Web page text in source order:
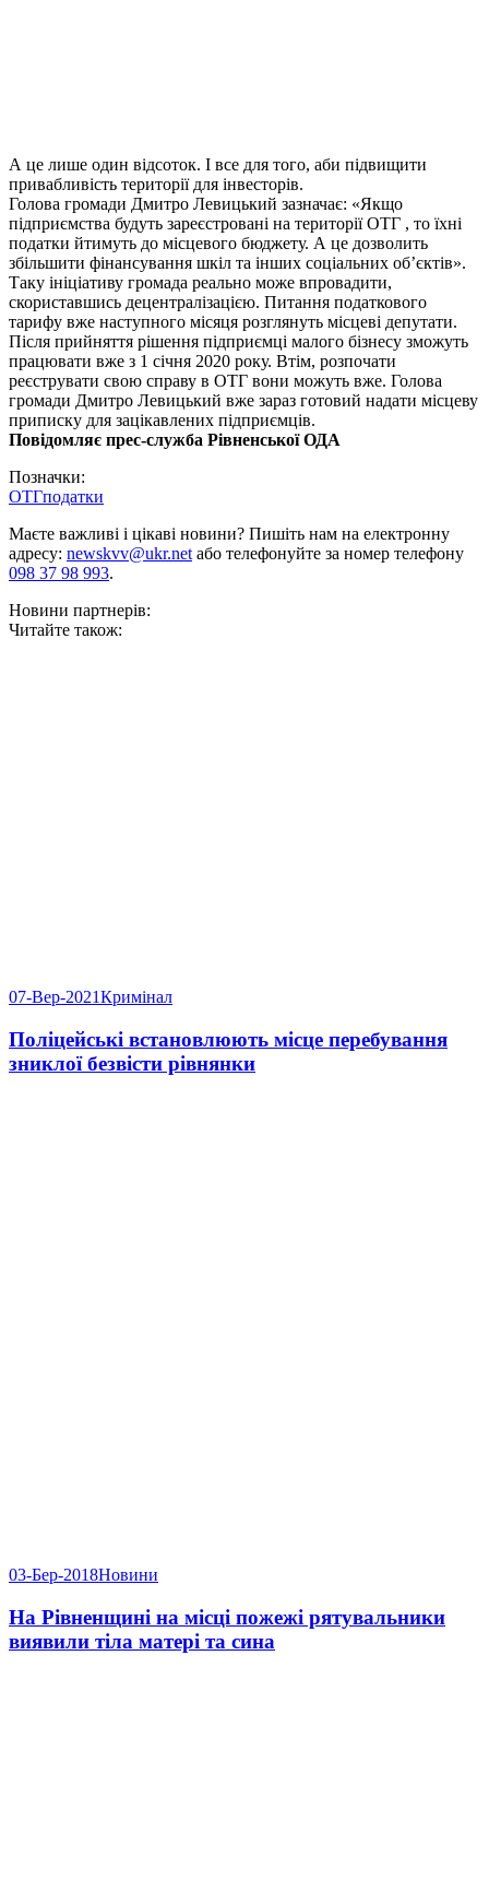
А це лише один відсоток. І все для того, аби підвищити
привабливість території для інвесторів.
Голова громади Дмитро Левицький зазначає: «Якщо
підприємства будуть зареєстровані на території ОТГ , то їхні
податки йтимуть до місцевого бюджету. А це дозволить
збільшити фінансування шкіл та інших соціальних об’єктів».
Таку ініціативу громада реально може впровадити,
скориставшись децентралізацією. Питання податкового
тарифу вже наступного місяця розглянуть місцеві депутати.
Після прийняття рішення підприємці малого бізнесу зможуть
працювати вже з 1 січня 2020 року. Втім, розпочати
реєструвати свою справу в ОТГ вони можуть вже. Голова
громади Дмитро Левицький вже зараз готовий надати місцеву
приписку для зацікавлених підприємців.
Повідомляє прес-служба Рівненської ОДА
Позначки:
ОТГподатки
Маєте важливі і цікаві новини? Пишіть нам на електронну
адресу: newskvv@ukr.netабо телефонуйте за номер телефону
098 37 98 993.
Новини партнерів:
Читайте також:
07-Вер-2021Кримінал
Поліцейські встановлюють місце перебування
зниклої безвісти рівнянки
03-Бер-2018Новини
На Рівненщині на місці пожежі рятувальники
виявили тіла матері та сина